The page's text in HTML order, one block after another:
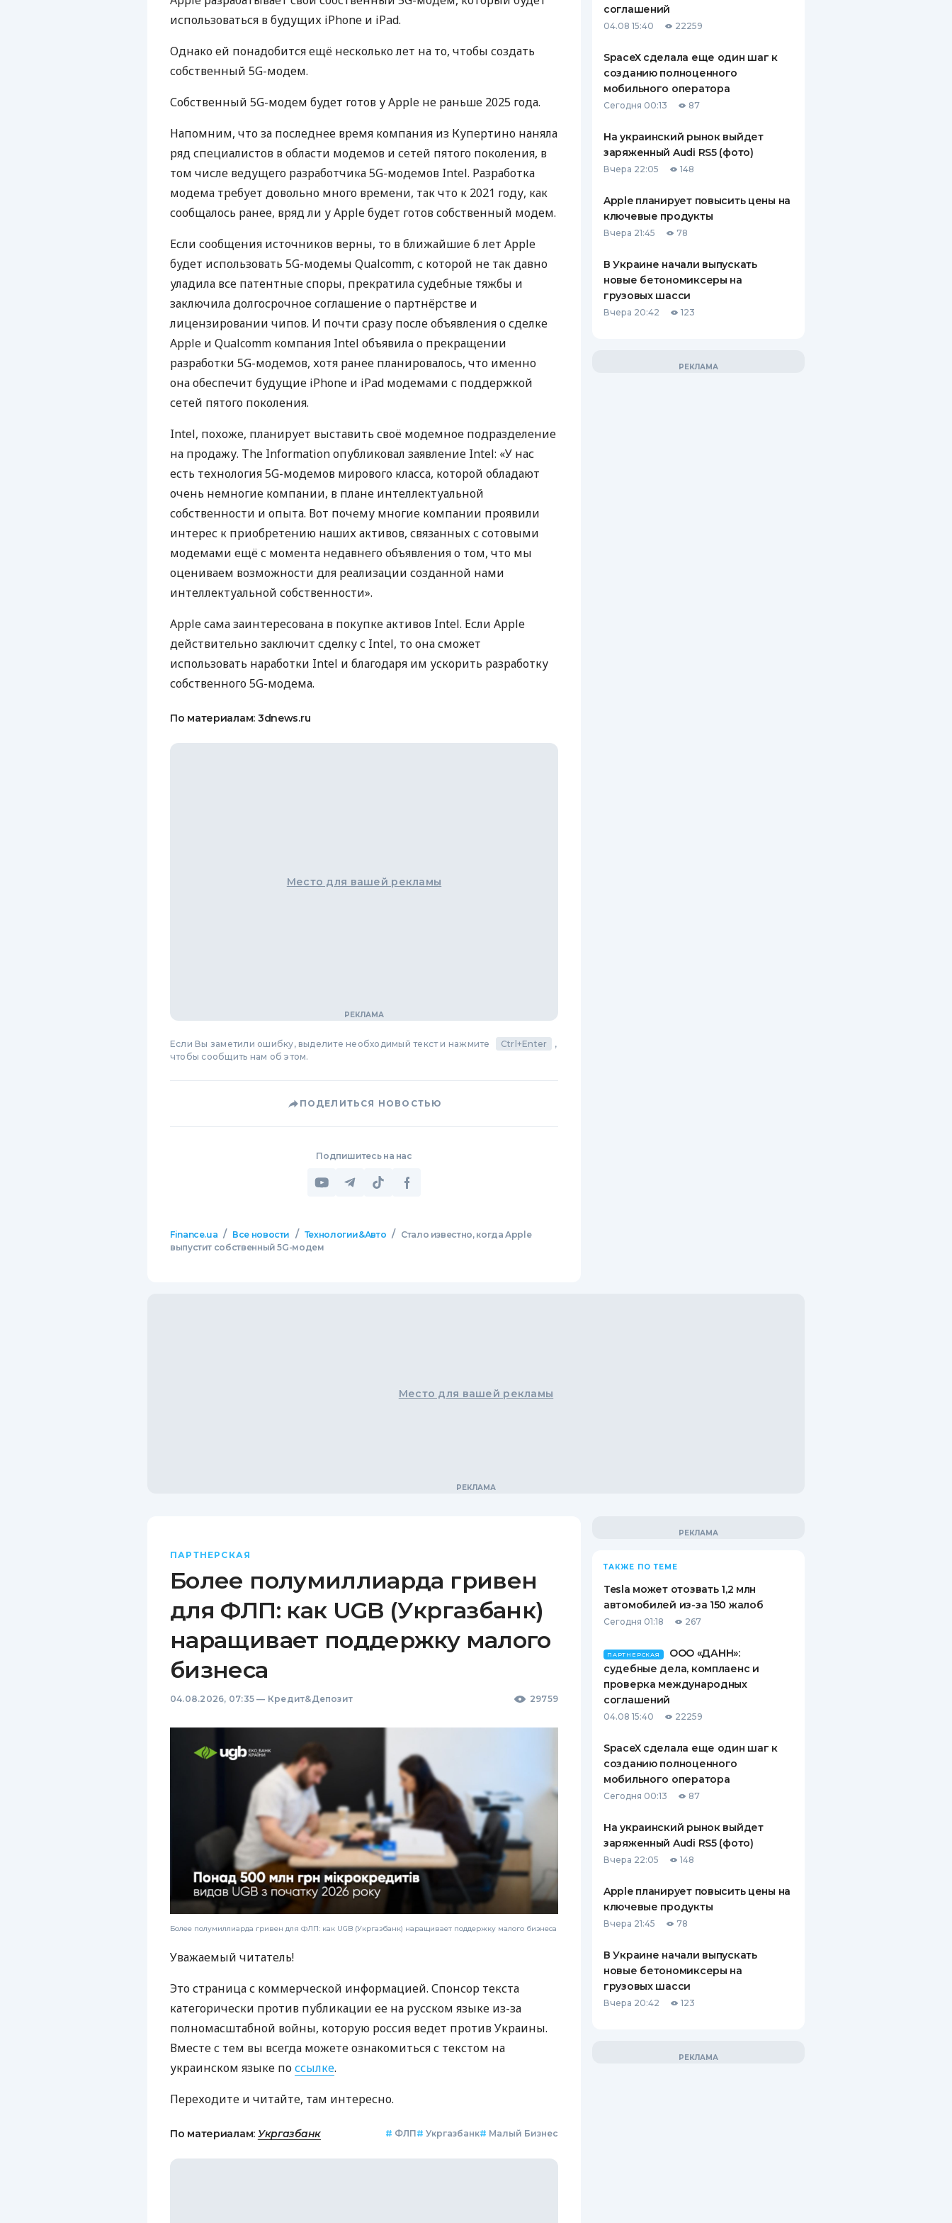
ПУТЕВОДИТЕЛИ ПО
ВСЕ СТРАХОВЫЕ ПОЛИСЫ
СТРАХОВЫЕ КОМПАНИИ
КОМПАНИЯХ
использоваться в будущих iPhone и iPad.
Однако ей понадобится ещё несколько лет на то, чтобы создать
собственный 5G-модем.
Собственный 5G-модем будет готов у Apple не раньше 2025 года.
Напомним, что за последнее время компания из Купертино наняла
ряд специалистов в области модемов и сетей пятого поколения, в
том числе ведущего разработчика 5G-модемов Intel. Разработка
модема требует довольно много времени, так что к 2021 году, как
сообщалось ранее, вряд ли у Apple будет готов собственный модем.
Если сообщения источников верны, то в ближайшие 6 лет Apple
будет использовать 5G-модемы Qualcomm, с которой не так давно
уладила все патентные споры, прекратила судебные тяжбы и
заключила долгосрочное соглашение о партнёрстве и
лицензировании чипов. И почти сразу после объявления о сделке
Apple и Qualcomm компания Intel объявила о прекращении
разработки 5G-модемов, хотя ранее планировалось, что именно
она обеспечит будущие iPhone и iPad модемами с поддержкой
сетей пятого поколения.
Intel, похоже, планирует выставить своё модемное подразделение
на продажу. The Information опубликовал заявление Intel: «У нас
есть технология 5G-модемов мирового класса, которой обладают
очень немногие компании, в плане интеллектуальной
собственности и опыта. Вот почему многие компании проявили
интерес к приобретению наших активов, связанных с сотовыми
модемами ещё с момента недавнего объявления о том, что мы
оцениваем возможности для реализации созданной нами
интеллектуальной собственности».
Apple сама заинтересована в покупке активов Intel. Если Apple
действительно заключит сделку с Intel, то она сможет
использовать наработки Intel и благодаря им ускорить разработку
собственного 5G-модема.
По материалам: 3dnews.ru
Место для вашей рекламы
Если Вы заметили ошибку, выделите необходимый текст и нажмите Ctrl+Enter
,
чтобы сообщить нам об этом.
ПОДЕЛИТЬСЯ НОВОСТЬЮ
Подпишитесь на нас
Finance.ua / Все новости / Технологии&Авто /
Стало известно, когда Apple
выпустит собственный 5G-модем
соглашений
04.08 15:40 22259
SpaceX сделала еще один шаг к
созданию полноценного
мобильного оператора
Сегодня 00:13 87
На украинский рынок выйдет
заряженный Audi RS5 (фото)
Вчера 22:05 148
Apple планирует повысить цены на
ключевые продукты
Вчера 21:45 78
В Украине начали выпускать
новые бетономиксеры на
грузовых шасси
Вчера 20:42 123
Место для вашей рекламы
ПАРТНЕРСКАЯ
Более полумиллиарда гривен
для ФЛП: как UGB (Укргазбанк)
наращивает поддержку малого
бизнеса
04.08.2026, 07:35 — Кредит&Депозит 29759
Более полумиллиарда гривен для ФЛП: как UGB (Укргазбанк) наращивает поддержку малого бизнеса
Уважаемый читатель!
Это страница с коммерческой информацией. Спонсор текста
категорически против публикации ее на русском языке из-за
полномасштабной войны, которую россия ведет против Украины.
Вместе с тем вы всегда можете ознакомиться с текстом на
украинском языке поссылке.
Переходите и читайте, там интересно.
По материалам: Укргазбанк # ФЛП# Укргазбанк# Малый Бизнес
ТАКЖЕ ПО ТЕМЕ
Tesla может отозвать 1,2 млн
автомобилей из-за 150 жалоб
Сегодня 01:18 267
ПАРТНЕРСКАЯ
ООО «ДАНН»:
судебные дела, комплаенс и
проверка международных
соглашений
04.08 15:40 22259
SpaceX сделала еще один шаг к
созданию полноценного
мобильного оператора
Сегодня 00:13 87
На украинский рынок выйдет
заряженный Audi RS5 (фото)
Вчера 22:05 148
Apple планирует повысить цены на
ключевые продукты
Вчера 21:45 78
В Украине начали выпускать
новые бетономиксеры на
грузовых шасси
Вчера 20:42 123